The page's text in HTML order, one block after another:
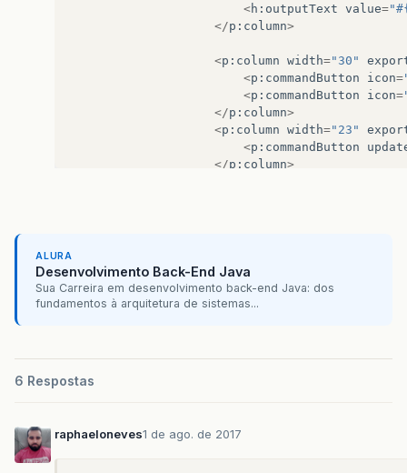
<h : outputText value=
</p : column>
<p : column width="30"
<p : commandButton icon=
<p : commandButton icon=
</p : column>
<p : column width="23"
<p : commandButton
</p : column>
ALURA
Desenvolvimento Back-End Java
Sua Carreira em desenvolvimento back-end Java: dos
fundamentos à arquitetura de sistemas...
6 Respostas
raphaeloneves1 de ago. de 2017